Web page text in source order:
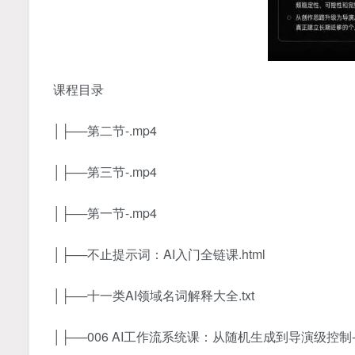
课程目录
│├──第二节-.mp4
│├──第三节-.mp4
│├──第一节-.mp4
│├──不止提示词：AI入门全链课.html
│├──十一类AI领域名词解释大全.txt
│├──006 AI工作流系统课：从随机生成到导演级控